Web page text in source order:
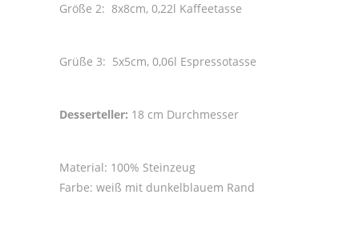
Größe 2: 8x8cm, 0,22l Kaffeetasse
Grüße 3: 5x5cm, 0,06l Espressotasse
Desserteller: 18 cm Durchmesser
Material: 100% Steinzeug
Farbe: weiß mit dunkelblauem Rand